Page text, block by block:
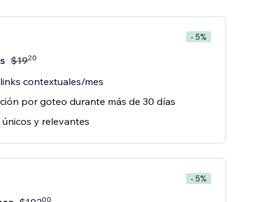
- 5%
$1920
contextuales/mes
por goteo durante más de 30 días
y relevantes
- 5%
00